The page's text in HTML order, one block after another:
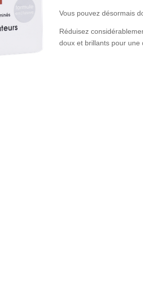
Vous pouvez désormais
Réduisez
doux et brillants pour une